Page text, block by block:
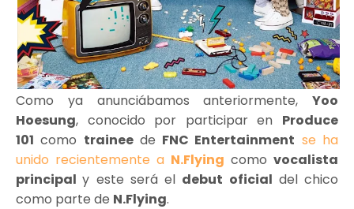
Como ya anunciábamos anteriormente, Yoo
Hoesung, conocido por participar en Produce
101 como traineede FNC Entertainment se ha
unido recientemente a N.Flying como vocalista
principaly este será el debut oficial del chico
como parte de N.Flying.